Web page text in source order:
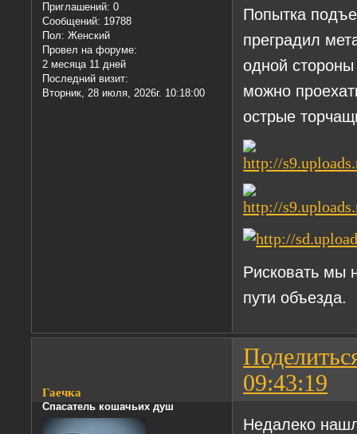
Приглашений: 0
Сообщений: 19788
Пол: Женский
Провел на форуме:
2 месяца 11 дней
Последний визит:
Вторник, 28 июля, 2026г. 10:18:00
Попытка
преградил
одной
можно
острые
Рисковать мы
пути объезда.
09:43:19
Гаечка
Спасатель кошачьих душ
Недалеко